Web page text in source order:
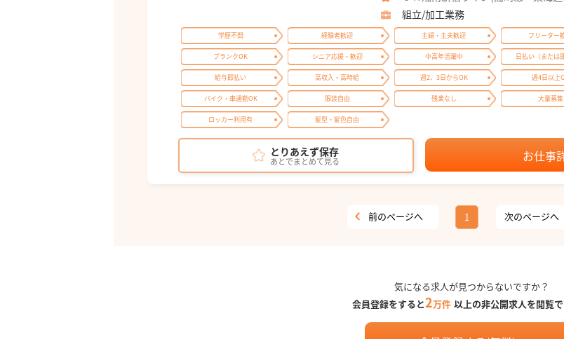
組立/加工業務
学歴不問 経験者歓迎 主婦・主夫歓迎 フリーター
ブランクOK シニア応援・歓迎 中高年活躍中 日払い（または
給与即払い 高収入・高時給 週2、3日からOK 週4日以上
バイク・車通勤OK 服装自由 残業なし 大量募集
ロッカー利用有 髪型・髪色自由
とりあえず保存
あとでまとめて見る お仕事
前のページへ 1 次のページへ
気になる求人が見つからないですか？
会員登録をすると2万件 以上の非公開求人を閲覧